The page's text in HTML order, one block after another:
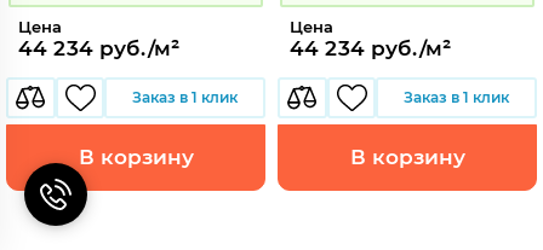
Цена
44 234 руб./м²
Заказ в 1 клик
В корзину
Цена
44 234 руб./м²
Заказ в 1 клик
В корзину